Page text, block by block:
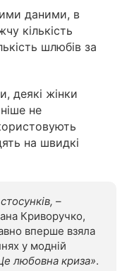
даними, в
кількість
шлюбів за
деякі жінки
не
на швидкі
–
Криворучко,
вперше взяла
у модній
любовна криза».